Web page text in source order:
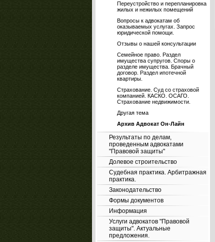
Переустройство и перепланировка
жилых и нежилых помещений
Вопросы к адвокатам об
оказываемых услугах. Запрос
юридической помощи.
Отзывы о нашей консультации
Семейное право. Раздел
имущества супругов. Споры о
разделе имущества. Брачный
договор. Раздел ипотечной
квартиры.
Страхование. Суд со страховой
компанией. КАСКО. ОСАГО.
Страхование недвижимости.
Другая тема
Архив Адвокат Он-Лайн
Результаты по делам,
проведенным адвокатами
"Правовой защиты"
Долевое строительство
Судебная практика. Арбитражная
практика.
Законодательство
Формы документов
Информация
Услуги адвокатов "Правовой
защиты". Актуальные
предложения.